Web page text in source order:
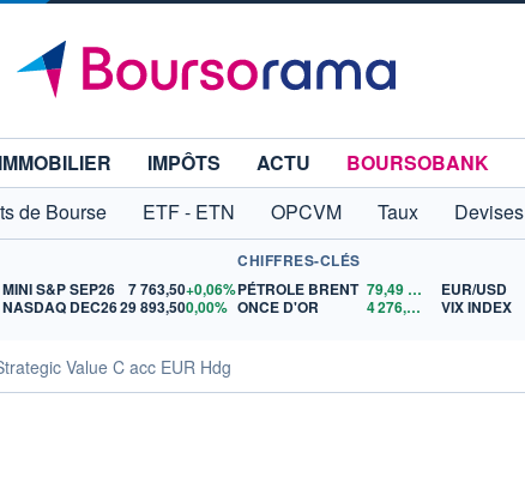
IMMOBILIER IMPÔTS ACTU
BOURSOBANK
de Bourse ETF - ETN OPCVM Taux Devises
MINI S&P SEP26 7 763,50+0,06%
NASDAQ DEC2629 893,500,00%
CHIFFRES-CLÉS
PÉTROLE BRENT 79,49
ONCE D'OR
4 276,26 $US
EUR/USD
VIX INDEX
Value C acc EUR Hdg